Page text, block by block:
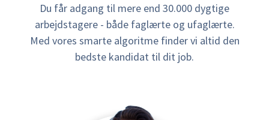
Du får adgang til mere end 30.000 dygtige
arbejdstagere - både faglærte og ufaglærte.
Med vores smarte algoritme finder vi altid den
bedste kandidat til dit job.